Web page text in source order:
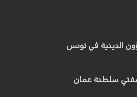
الدينية في تونس
مفتي سلطنة عمان